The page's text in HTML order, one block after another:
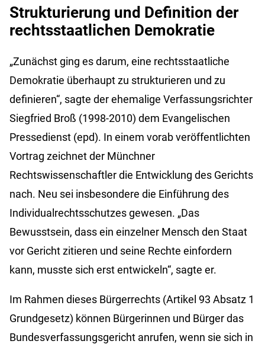
Strukturierung und Definition der
rechtsstaatlichen Demokratie
„Zunächst ging es darum, eine rechtsstaatliche
Demokratie überhaupt zu strukturieren und zu
definieren“, sagte der ehemalige Verfassungsrichter
Siegfried Broß (1998-2010) dem Evangelischen
Pressedienst (epd). In einem vorab veröffentlichten
Vortrag zeichnet der Münchner
Rechtswissenschaftler die Entwicklung des Gerichts
nach. Neu sei insbesondere die Einführung des
Individualrechtsschutzes gewesen. „Das
Bewusstsein, dass ein einzelner Mensch den Staat
vor Gericht zitieren und seine Rechte einfordern
kann, musste sich erst entwickeln“, sagte er.
Im Rahmen dieses Bürgerrechts (Artikel 93 Absatz 1
Grundgesetz) können Bürgerinnen und Bürger das
Bundesverfassungsgericht anrufen, wenn sie sich in